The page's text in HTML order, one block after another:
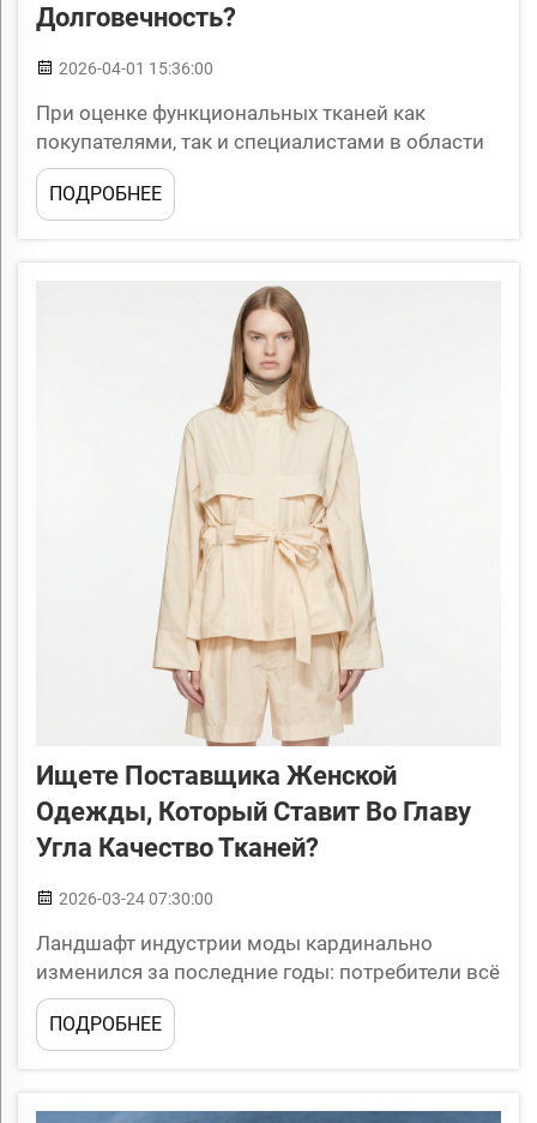
Долговечность?
2026-04-01 15:36:00
При оценке функциональных тканей как
покупателями, так и специалистами в области
одежды антибактериальные шерстяные
волокна, предотвращающие появление
неприятного запаха, постоянно выделяются
материалов, доступных сегодня. В отличие от
традиционных волокон, которые впитывают и
удерживают бактерии, вызывающие
неприятный запах...
ПОДРОБНЕЕ
Ищете Поставщика Женской
Одежды, Который Ставит Во Главу
Угла Качество Тканей?
2026-03-24 07:30:00
Ландшафт индустрии моды кардинально
изменился за последние годы: потребители всё
чаще требуют прозрачности, качества и
устойчивости от приобретаемой ими одежды.
Ритейлерам и брендам одежды, стремящимся
ожиданиям...
ПОДРОБНЕЕ